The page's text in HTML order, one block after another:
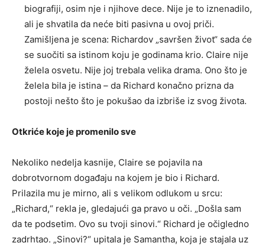
biografiji, osim nje i njihove dece. Nije je to iznenadilo,
ali je shvatila da neće biti pasivna u ovoj priči.
Zamišljena je scena: Richardov „savršen život“ sada će
se suočiti sa istinom koju je godinama krio. Claire nije
želela osvetu. Nije joj trebala velika drama. Ono što je
želela bila je istina – da Richard konačno prizna da
postoji nešto što je pokušao da izbriše iz svog života.
Otkriće koje je promenilo sve
Nekoliko nedelja kasnije, Claire se pojavila na
dobrotvornom događaju na kojem je bio i Richard.
Prilazila mu je mirno, ali s velikom odlukom u srcu:
„Richard,“ rekla je, gledajući ga pravo u oči. „Došla sam
da te podsetim. Ovo su tvoji sinovi.“ Richard je očigledno
zadrhtao. „Sinovi?“ upitala je Samantha, koja je stajala uz